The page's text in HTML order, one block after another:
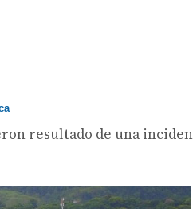
resultado de una